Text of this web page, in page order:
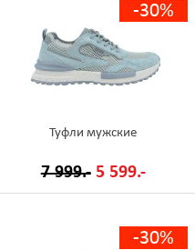
-30%
Туфли мужские
7 999.- 5 599.-
-30%